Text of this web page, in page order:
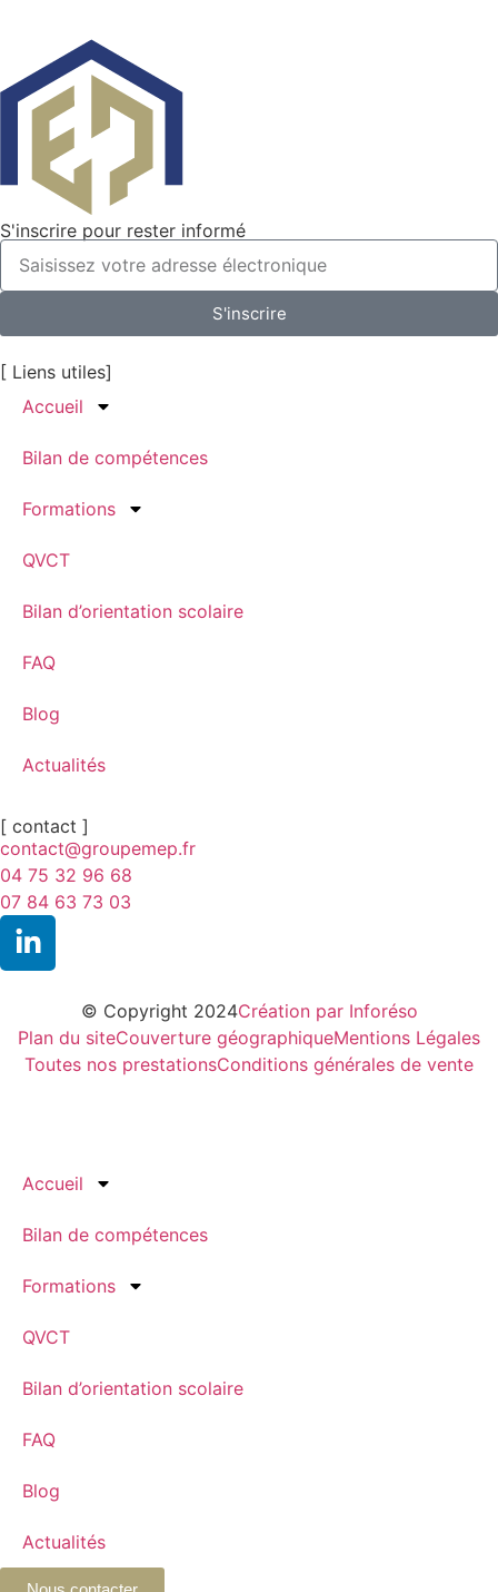
S'inscrire pour rester informé
S'inscrire
[ Liens utiles]
Accueil
Bilan de compétences
Formations
QVCT
Bilan d’orientation scolaire
FAQ
Blog
Actualités
[ contact ]
contact@groupemep.fr
04 75 32 96 68
07 84 63 73 03
© Copyright 2024Création par Inforéso
Plan du siteCouverture géographiqueMentions Légales
Toutes nos prestationsConditions générales de vente
Accueil
Bilan de compétences
Formations
QVCT
Bilan d’orientation scolaire
FAQ
Blog
Actualités